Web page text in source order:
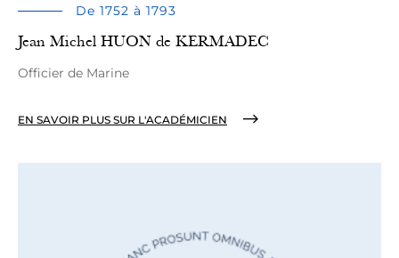
De 1752 à 1793
Jean Michel HUON de KERMADEC
Officier de Marine
EN SAVOIR PLUS SUR L'ACADÉMICIEN